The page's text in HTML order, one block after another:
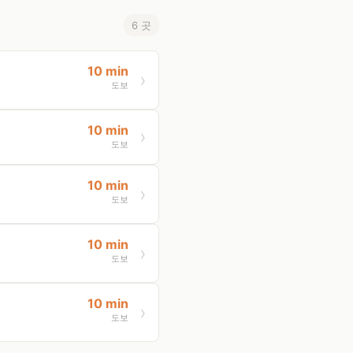
6 곳
10 min
도보
10 min
도보
10 min
도보
10 min
도보
10 min
도보